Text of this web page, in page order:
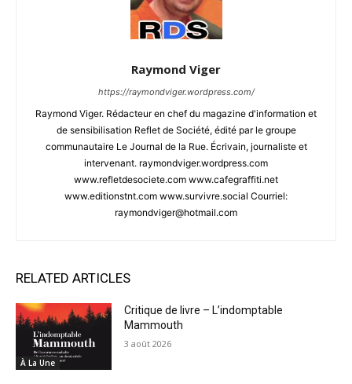
Raymond Viger
https://raymondviger.wordpress.com/
Raymond Viger. Rédacteur en chef du magazine d'information et
de sensibilisation Reflet de Société, édité par le groupe
communautaire Le Journal de la Rue. Écrivain, journaliste et
intervenant. raymondviger.wordpress.com
www.refletdesociete.com www.cafegraffiti.net
www.editionstnt.com www.survivre.social Courriel:
raymondviger@hotmail.com
RELATED ARTICLES
À La Une
Critique de livre – L’indomptable
Mammouth
3 août 2026